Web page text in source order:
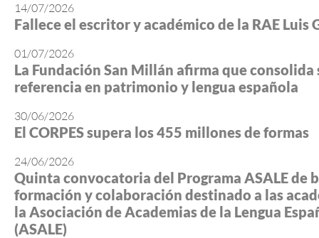
14/07/2026
Fallece el escritor y académico de la RAE Luis
01/07/2026
La Fundación San Millán afirma que consolida
referencia en patrimonio y lengua española
30/06/2026
El CORPES supera los 455 millones de formas
24/06/2026
Quinta convocatoria del Programa ASALE de
formación y colaboración destinado a las
la Asociación de Academias de la Lengua
(ASALE)